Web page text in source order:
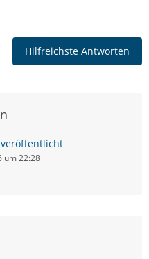
Hilfreichste Antworten
um 22:28